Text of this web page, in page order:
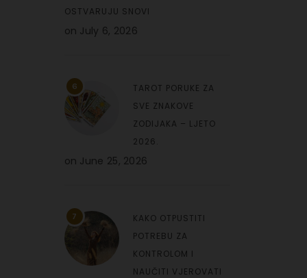
OSTVARUJU SNOVI
on July 6, 2026
6
TAROT PORUKE ZA
SVE ZNAKOVE
ZODIJAKA – LJETO
2026.
on June 25, 2026
7
KAKO OTPUSTITI
POTREBU ZA
KONTROLOM I
NAUČITI VJEROVATI